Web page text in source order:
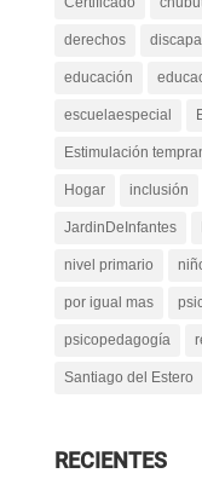
derechos
educación
escuelaespecial
Estimulación
Hogar inclusión
JardinDeInfantes
nivel primario
por igual mas
psicopedagogía
Santiago del Estero
RECIENTES